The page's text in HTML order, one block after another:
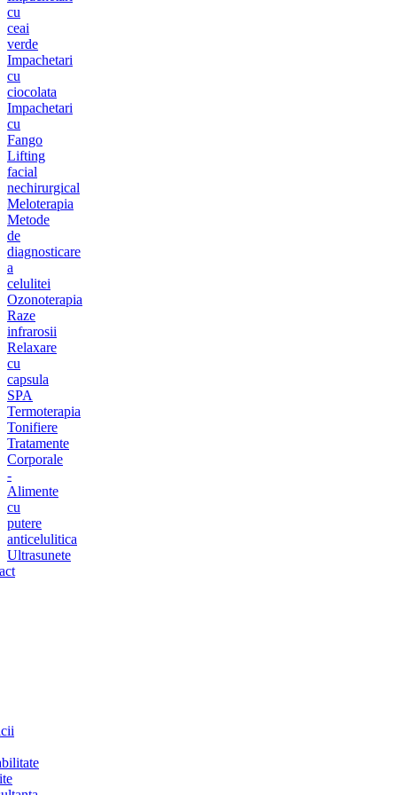
cu
ceai
verde
Impachetari
cu
ciocolata
Impachetari
cu
Fango
Lifting
facial
nechirurgical
Meloterapia
Metode
de
diagnosticare
a
celulitei
Ozonoterapia
Raze
infrarosii
Relaxare
cu
capsula
SPA
Termoterapia
Tonifiere
Tratamente
Corporale
-
Alimente
cu
putere
anticelulitica
Ultrasunete